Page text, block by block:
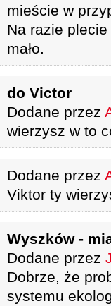
mieście w
Na razie
mało.
do Victor
Dodane przez
wierzysz w to
Dodane przez
Viktor ty
Wyszków -
Dodane przez
Dobrze, że
systemu